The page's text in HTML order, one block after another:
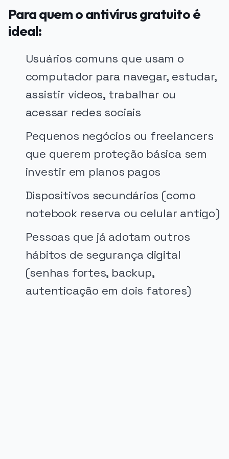
Para quem o antivírus gratuito é
ideal:
Usuários comuns que usam o
computador para navegar, estudar,
assistir vídeos, trabalhar ou
acessar redes sociais
Pequenos negócios ou freelancers
que querem proteção básica sem
investir em planos pagos
Dispositivos secundários (como
notebook reserva ou celular antigo)
Pessoas que já adotam outros
hábitos de segurança digital
(senhas fortes, backup,
autenticação em dois fatores)